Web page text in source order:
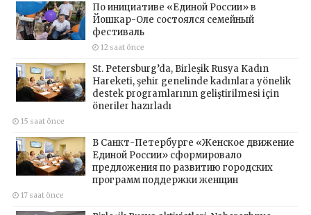
По инициативе «Единой России» в
Йошкар-Оле состоялся семейный
фестиваль
12 saat önce
St. Petersburg’da, Birleşik Rusya Kadın
Hareketi, şehir genelinde kadınlara yönelik
destek programlarının geliştirilmesi için
öneriler hazırladı
15 saat önce
В Санкт-Петербурге «Женское движение
Единой России» сформировало
предложения по развитию городских
программ поддержки женщин
17 saat önce